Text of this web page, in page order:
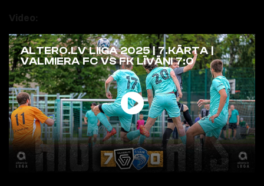
Video:
ALTERO.LV LIIGA 2025 | 7.KĀRTA |
VALMIERA FC VS FK LĪVĀNI 7:0